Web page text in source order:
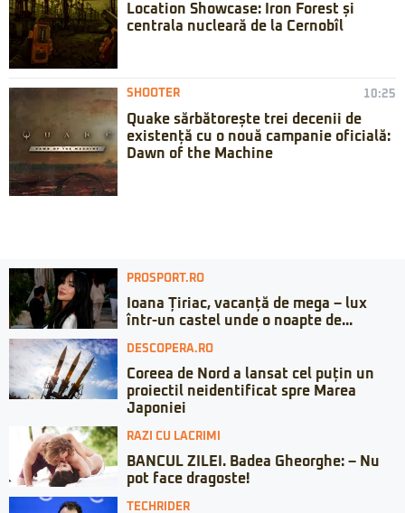
Location Showcase: Iron Forest și
centrala nucleară de la Cernobîl
SHOOTER 10:25
Quake sărbătorește trei decenii de
existență cu o nouă campanie oficială:
Dawn of the Machine
PROSPORT.RO
Ioana Țiriac, vacanță de mega – lux
într-un castel unde o noapte de...
DESCOPERA.RO
Coreea de Nord a lansat cel puțin un
proiectil neidentificat spre Marea
Japoniei
RAZI CU LACRIMI
BANCUL ZILEI. Badea Gheorghe: – Nu
pot face dragoste!
TECHRIDER